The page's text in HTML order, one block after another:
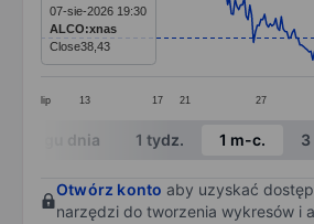
The chart has 1 X axis
The chart has 1 Y axis
lip 13 17 21 27
07-sie-2026 19:30
ALCO:xnas
Close38,43
End of interactive chart.
W ciągu dnia 1 tydz. 1 m-c. 3
Otwórz konto aby uzyskać
narzędzi do tworzenia wykresów i